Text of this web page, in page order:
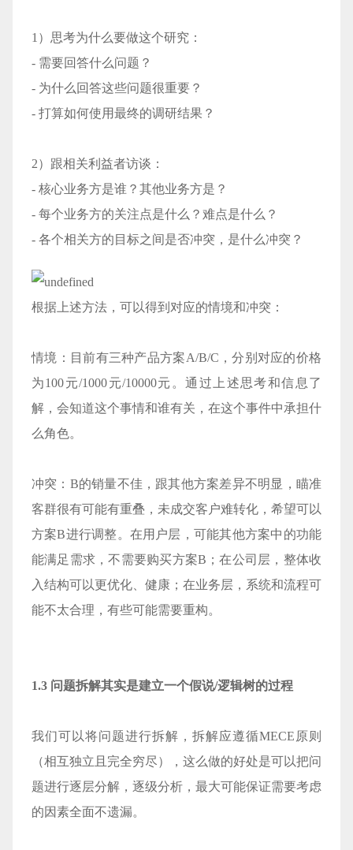
1）思考为什么要做这个研究：
- 需要回答什么问题？
- 为什么回答这些问题很重要？
- 打算如何使用最终的调研结果？
2）跟相关利益者访谈：
- 核心业务方是谁？其他业务方是？
- 每个业务方的关注点是什么？难点是什么？
- 各个相关方的目标之间是否冲突，是什么冲突？
根据上述方法，可以得到对应的情境和冲突：
情境：目前有三种产品方案A/B/C，分别对应的价格
为100元/1000元/10000元。通过上述思考和信息了
解，会知道这个事情和谁有关，在这个事件中承担什
么角色。
冲突：B的销量不佳，跟其他方案差异不明显，瞄准
客群很有可能有重叠，未成交客户难转化，希望可以
方案B进行调整。在用户层，可能其他方案中的功能
能满足需求，不需要购买方案B；在公司层，整体收
入结构可以更优化、健康；在业务层，系统和流程可
能不太合理，有些可能需要重构。
1.3 问题拆解其实是建立一个假说/逻辑树的过程
我们可以将问题进行拆解，拆解应遵循MECE原则
（相互独立且完全穷尽），这么做的好处是可以把问
题进行逐层分解，逐级分析，最大可能保证需要考虑
的因素全面不遗漏。